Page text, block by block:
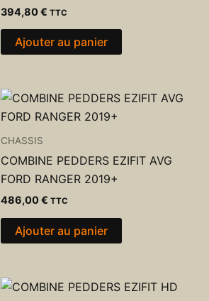
394,80€ TTC
Ajouter au panier
CHASSIS
COMBINE PEDDERS EZIFIT AVG
FORD RANGER 2019+
486,00€ TTC
Ajouter au panier